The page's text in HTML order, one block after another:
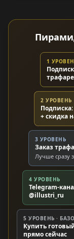
1
2 УРОВЕНЬ
+ скидка
3 УРОВЕНЬ
Заказ
Лучше сразу
4 УРОВЕНЬ
Telegram-
@illustri_ru
5 УРОВЕНЬ ·
Купить
прямо сейчас